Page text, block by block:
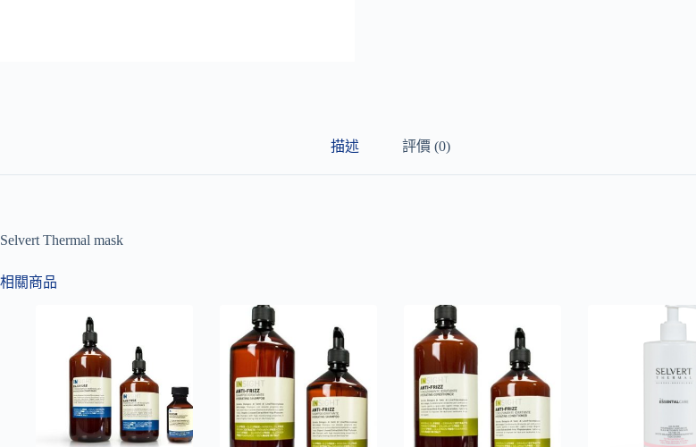
描述 評價 (0)
Selvert Thermal mask
相關商品